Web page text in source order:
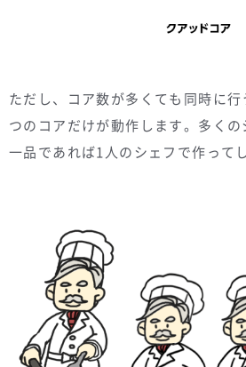
ただし、コア数が多くても同時に
つのコアだけが動作します。多く
一品であれば1人のシェフで作って